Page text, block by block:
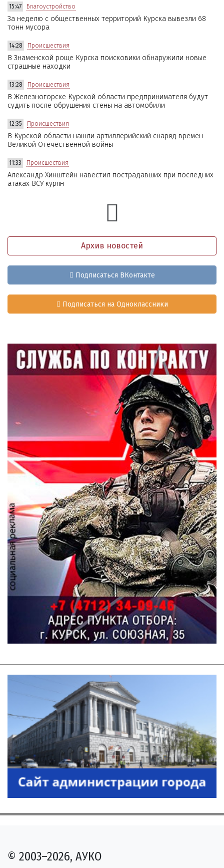
15:47 Благоустройство
За неделю с общественных территорий Курска вывезли 68
тонн мусора
14:28 Происшествия
В Знаменской роще Курска поисковики обнаружили новые
страшные находки
13:28 Происшествия
В Железногорске Курской области предпринимателя будут
судить после обрушения стены на автомобили
12:35 Происшествия
В Курской области нашли артиллерийский снаряд времён
Великой Отечественной войны
11:33 Происшествия
Александр Хинштейн навестил пострадавших при последних
атаках ВСУ курян
Архив новостей
Подписаться ВКонтакте
Подписаться на Одноклассники
© 2003–2026, АУКО